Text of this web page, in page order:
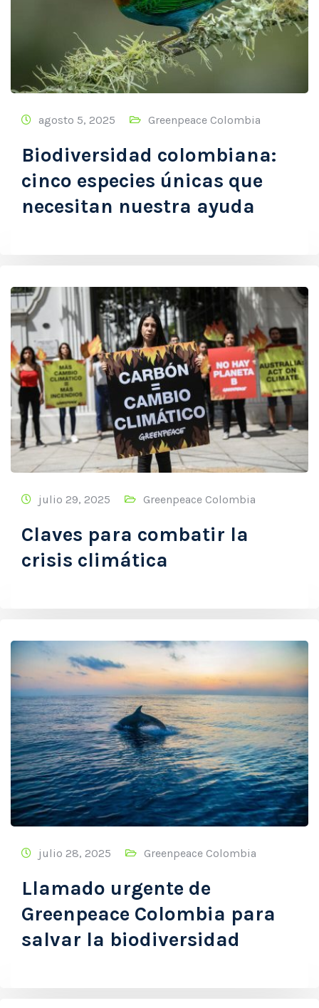
agosto 5, 2025 Greenpeace Colombia
Biodiversidad colombiana:
cinco especies únicas que
necesitan nuestra ayuda
julio 29, 2025 Greenpeace Colombia
Claves para combatir la
crisis climática
julio 28, 2025 Greenpeace Colombia
Llamado urgente de
Greenpeace Colombia para
salvar la biodiversidad